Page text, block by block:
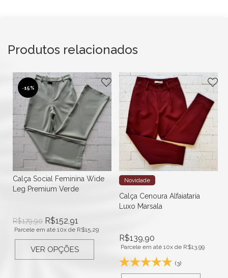
Produtos relacionados
-15%
Calça Social Feminina Wide
Leg Premium Verde
R$179,90 R$152,91
Parcele em até 10x de R$15,29
VER OPÇÕES
Novidade
Calça Cenoura Alfaiataria
Luxo Marsala
R$139,90
Parcele em até 10x de R$13,99
(3)